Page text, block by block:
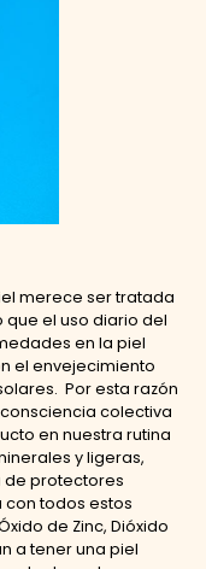
merece ser tratada
que el uso diario del
en la piel
el envejecimiento
Por esta razón
colectiva
en nuestra rutina
y ligeras,
de protectores
con todos estos
de Zinc, Dióxido
a tener una piel